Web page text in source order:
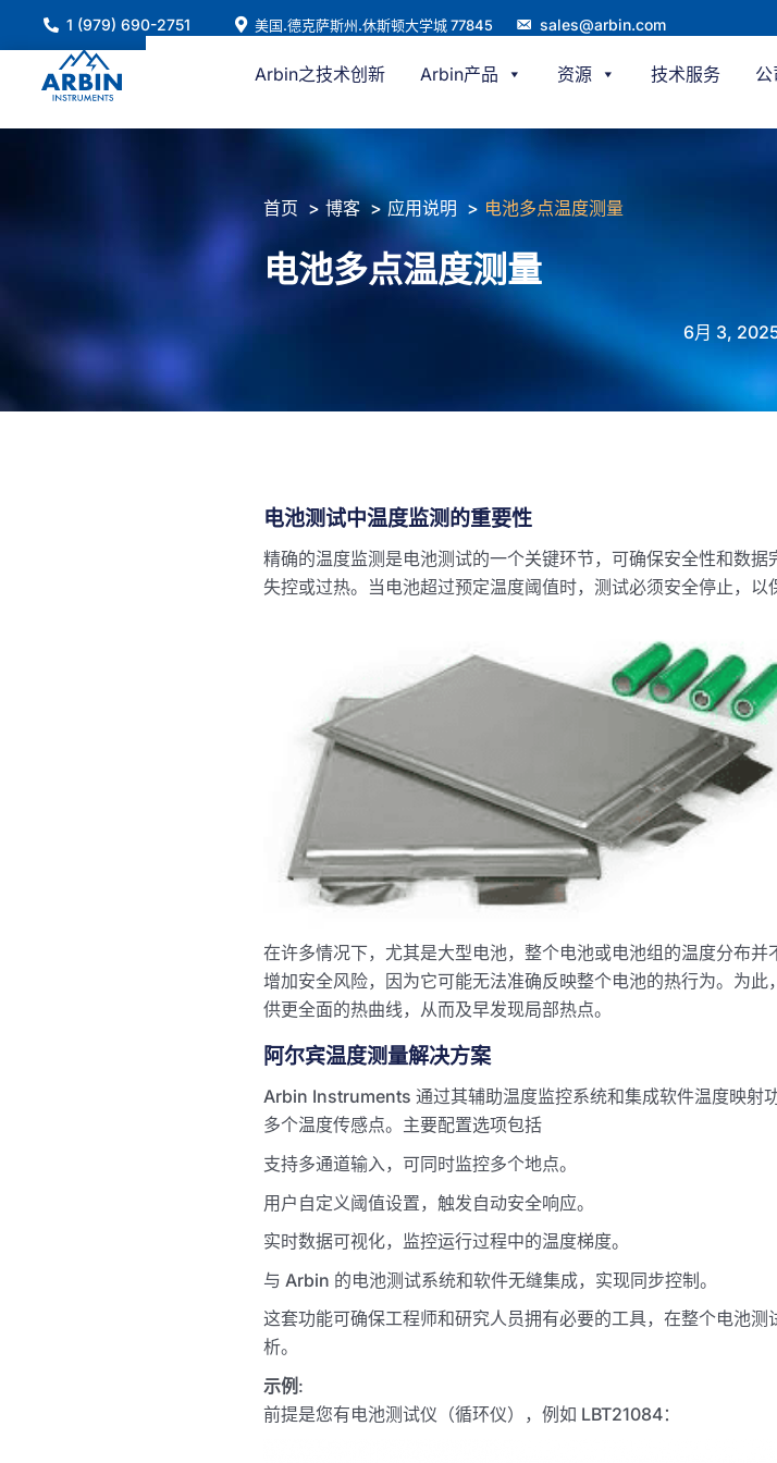
1 (979) 690-2751 美国.德克萨斯州.休斯顿大学城 77845 sales@arbin.com
Arbin之技术创新 Arbin产品 资源 技术服务 公
首页 博客 应用说明 电池多点温度测量
电池多点温度测量
6月 3,
电池测试中温度监测的重要性
精确的温度监测是电池测试的一个关键环节，可确保安全性和数
失控或过热。当电池超过预定温度阈值时，测试必须安全停止，以
在许多情况下，尤其是大型电池，整个电池或电池组的温度分布并
增加安全风险，因为它可能无法准确反映整个电池的热行为。为
供更全面的热曲线，从而及早发现局部热点。
阿尔宾温度测量解决方案
Arbin Instruments 通过其辅助温度监控系统和集成软件温度映射
多个温度传感点。主要配置选项包括
支持多通道输入，可同时监控多个地点。
用户自定义阈值设置，触发自动安全响应。
实时数据可视化，监控运行过程中的温度梯度。
与 Arbin 的电池测试系统和软件无缝集成，实现同步控制。
这套功能可确保工程师和研究人员拥有必要的工具，在整个电池
析。
示例 :
前提是您有电池测试仪（循环仪），例如 LBT21084：